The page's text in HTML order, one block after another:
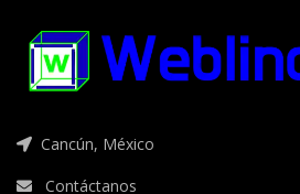
Cancún, México
Contáctanos